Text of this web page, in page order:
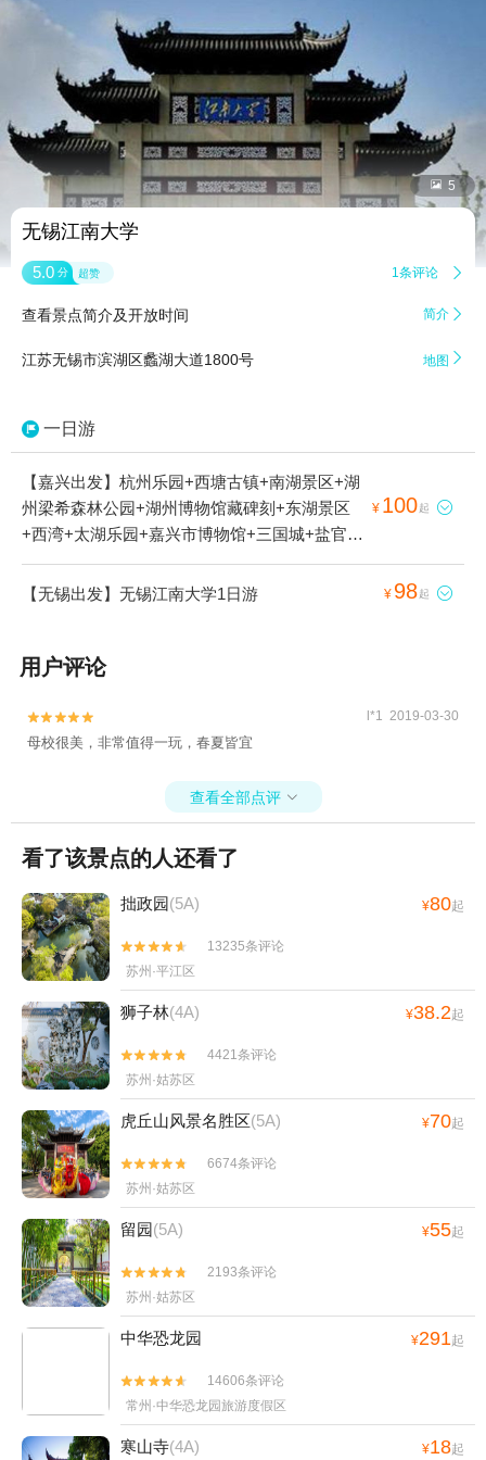
 5
无锡江南大学
5.0 分 超赞 1条评论 
查看景点简介及开放时间 简介 
江苏无锡市滨湖区蠡湖大道1800号 地图 
一日游
【嘉兴出发】杭州乐园+西塘古镇+南湖景区+湖
州梁希森林公园+湖州博物馆藏碑刻+东湖景区
+西湾+太湖乐园+嘉兴市博物馆+三国城+盐官古
城+西湖风景名胜区+蠡湖中央公园+灵山大佛
+桐乡市博物馆+范蠡湖+湖州碧坞龙潭+嘉兴人
桥+太湖乐园+花港观鱼+平湖秋月+南浔文园+蠡
镇+湖州历史文化名城+无锡太悦温泉+湖州雷迪
森天沐温泉+杭州鼓楼+无锡博物院+桐乡市植物
+桐乡红杉邨景区+无锡长泾老街+杭州酒家+杭
州剧院+嘉兴清池温泉+无锡农博园+湖州太湖月
亮温泉+无锡市钱园景区+无锡影都华莱坞+湖州
3D艺术节+西溪草堂+无锡陶源陶吧+湖州鸟之家
户外庄园+无锡金龙草莓园+无锡海洋馆+无锡市
体育中心+无锡江南大学+无锡气球乐园+观蠡湖
高尔夫+君雅皮划艇（无锡）+三国城三江口太湖
水上乐园+乌镇华庄生态园+禅意小镇·拈花湾+无
锡太湖游船+无锡本地玩乐+无锡交通卡+无锡演
艺剧院-已下线+蠡湖沙雕+西塘本地玩乐+中视无
锡影视基地+无锡古运河游船+西塘村+南浔古镇
冰雪世界+新西塘越里+中国邮政(乌镇邮局)+嘉
兴欢乐世界+湖州影视城+杭州宋城+嘉兴海底世
界+无锡萌哆啦乐园+无锡旅行跟拍+太湖龙之梦
乐园+无锡热雪奇迹+无锡融创乐园+无锡融创水
世界+西塘一日游+西塘花巷+嘉兴极速冰雪世界
+嘉兴本地玩乐+无锡融创文旅城+湖州本地玩乐
+无锡极乐汤温泉+西栅露天电影+乌镇南栅+湖
州市菰城景区(仁皇山)+湖州长颈鹿庄园+无锡萤
火虫馆+阿丽拉乌镇+无锡拈花湾拈花客栈+乌镇
民宿+乌镇望津里精品酒店+乌镇乌村酒店+龙之
梦嬉水世界+无锡人杰苑+乌镇水市客舍+拈花湾-
小市河探索游+飞来峰+无锡明星动物园+龙之梦
国际大马戏+湖州(莫干山)龙出没峡谷探险漂流
¥ 100起 
【无锡出发】无锡江南大学1日游 ¥ 98起 
用户评论

 l*1 2019-03-30
母校很美，非常值得一玩，春夏皆宜
查看全部点评 
看了该景点的人还看了
拙政园(5A) ¥80起


13235条评论
苏州·平江区
狮子林(4A) ¥38.2起


4421条评论
苏州·姑苏区
虎丘山风景名胜区(5A) ¥70起


6674条评论
苏州·姑苏区
留园(5A) ¥55起


2193条评论
苏州·姑苏区
中华恐龙园 ¥291起


14606条评论
常州·中华恐龙园旅游度假区
寒山寺(4A) ¥18起